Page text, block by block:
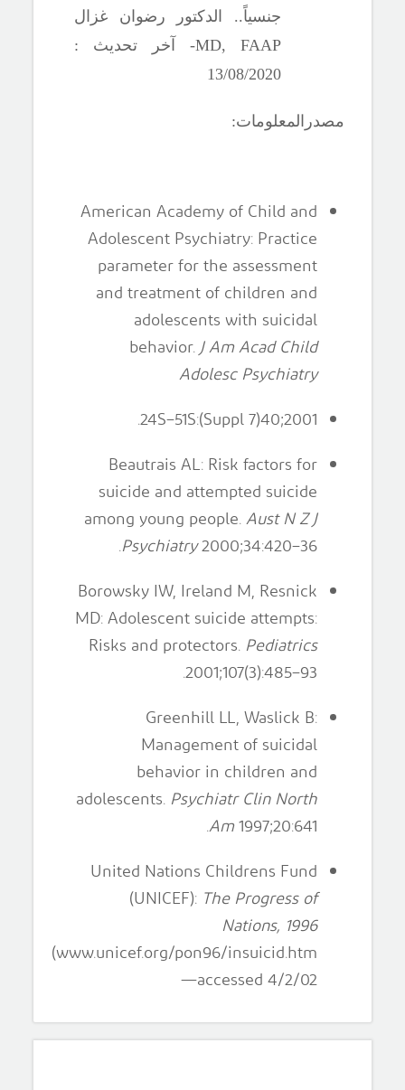
جنسياً..
الدكتور رضوان غزال
MD, FAAP- آخر تحديث :
13/08/2020
مصدرالمعلومات:
American Academy of Child and
Adolescent Psychiatry: Practice
parameter for the assessment
and treatment of children and
adolescents with suicidal
behavior.J Am Acad Child
Adolesc Psychiatry
2001;40(7 Suppl):24S–51S.
Beautrais AL: Risk factors for
suicide and attempted suicide
among young people.Aust N Z J
Psychiatry2000;34:420–36.
Borowsky IW, Ireland M, Resnick
MD: Adolescent suicide attempts:
Risks and protectors. Pediatrics
2001;107(3):485–93.
Greenhill LL, Waslick B:
Management of suicidal
behavior in children and
adolescents. Psychiatr Clin North
Am1997;20:641.
United Nations Childrens Fund
(UNICEF): The Progress of
Nations, 1996
(www.unicef.org/pon96/insuicid.htm
—accessed 4/2/02